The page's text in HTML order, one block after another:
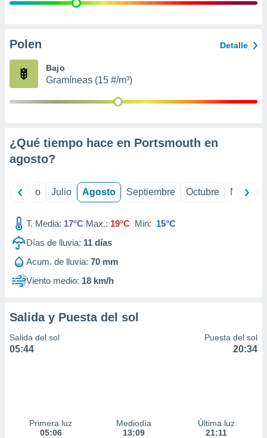
publicidad
de
Polen Detalle
Bajo
Gramíneas (15 #/m³)
¿Qué tiempo hace en Portsmouth en
agosto?
Junio Julio Agosto Septiembre Octubre
T. Media: 17°C Max.: 19°C Min: 15°C
Días de lluvia: 11 días
Acum. de lluvia: 70 mm
Viento medio: 18 km/h
Salida y Puesta del sol
Salida del sol
05:44
Puesta del sol
20:34
Primera luz
05:06
Mediodía
13:09
Última luz
21:11